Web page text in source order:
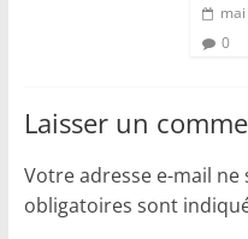
0
Laisser un
Votre adresse e-mail ne
obligatoires sont